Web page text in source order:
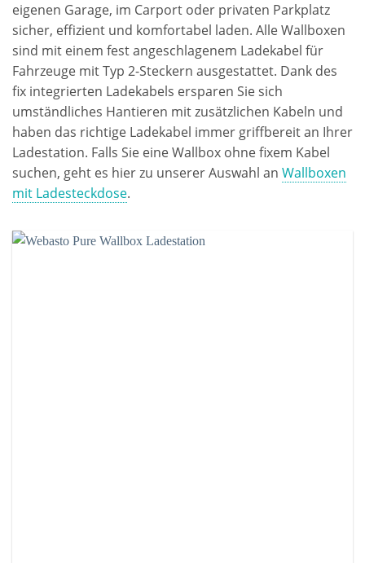
eigenen Garage, im Carport oder privaten Parkplatz
sicher, effizient und komfortabel laden. Alle Wallboxen
sind mit einem fest angeschlagenem Ladekabel für
Fahrzeuge mit Typ 2-Steckern ausgestattet. Dank des
fix integrierten Ladekabels ersparen Sie sich
umständliches Hantieren mit zusätzlichen Kabeln und
haben das richtige Ladekabel immer griffbereit an Ihrer
Ladestation. Falls Sie eine Wallbox ohne fixem Kabel
suchen, geht es hier zu unserer Auswahl an Wallboxen
mit Ladesteckdose.